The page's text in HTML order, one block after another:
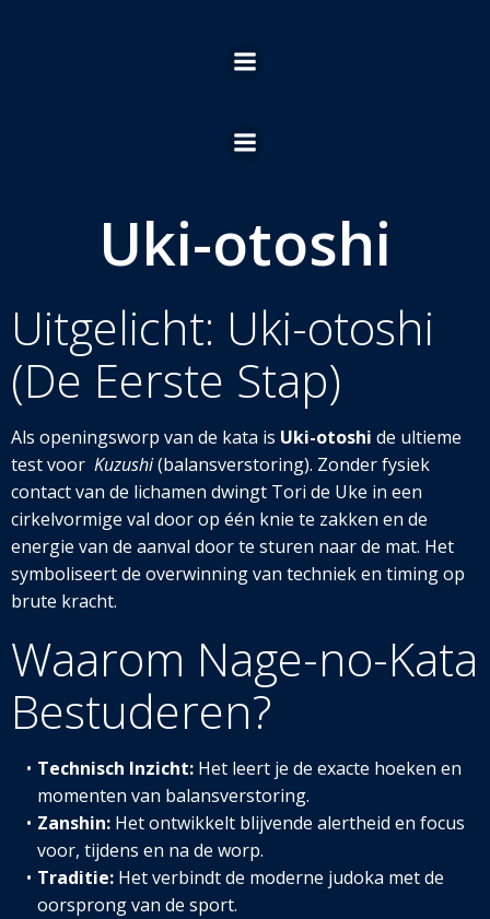
de
Uki-otoshi
Uitgelicht: Uki-otoshi
(De Eerste Stap)
Als openingsworp van de kata is Uki-otoshi de ultieme
test voor Kuzushi(balansverstoring). Zonder fysiek
contact van de lichamen dwingt Tori de Uke in een
cirkelvormige val door op één knie te zakken en de
energie van de aanval door te sturen naar de mat. Het
symboliseert de overwinning van techniek en timing op
brute kracht.
Waarom Nage-no-Kata
Bestuderen?
Technisch Inzicht:Het leert je de exacte hoeken en
momenten van balansverstoring.
Zanshin:Het ontwikkelt blijvende alertheid en focus
voor, tijdens en na de worp.
Traditie:Het verbindt de moderne judoka met de
oorsprong van de sport.